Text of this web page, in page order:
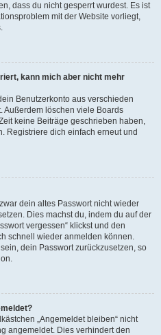
dass du nicht gesperrt wurdest. Es ist
mit der Website vorliegt,
kann mich aber nicht mehr
Benutzerkonto aus verschieden
Außerdem löschen viele Boards
keine Beiträge geschrieben haben,
Registriere dich einfach erneut und
dein altes Passwort nicht wieder
Dies machst du, indem du auf der
vergessen“ klickst und den
schnell wieder anmelden können.
dein Passwort zurückzusetzen, so
„Angemeldet bleiben“ nicht
angemeldet. Dies verhindert den